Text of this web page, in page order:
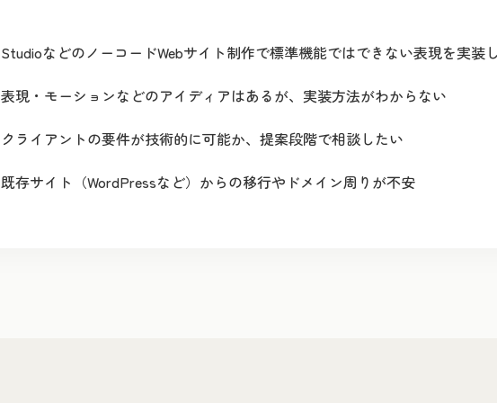
StudioなどのノーコードWebサイト制作で標準機能ではできない表現を実装
表現・モーションなどのアイディアはあるが、実装方法がわからない
クライアントの要件が技術的に可能か、提案段階で相談したい
既存サイト（WordPressなど）からの移行やドメイン周りが不安